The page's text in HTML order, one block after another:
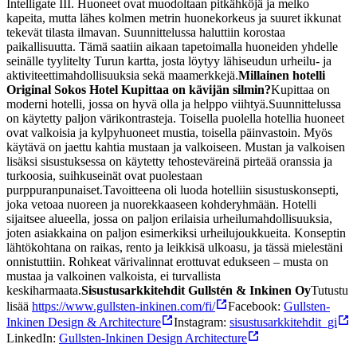
Intelligate III. Huoneet ovat muodoltaan pitkähköjä ja melko
kapeita, mutta lähes kolmen metrin huonekorkeus ja suuret ikkunat
tekevät tilasta ilmavan. Suunnittelussa haluttiin korostaa
paikallisuutta. Tämä saatiin aikaan tapetoimalla huoneiden yhdelle
seinälle tyylitelty Turun kartta, josta löytyy lähiseudun urheilu- ja
aktiviteettimahdollisuuksia sekä maamerkkejä.Millainen hotelli
Original Sokos Hotel Kupittaa on kävijän silmin?Kupittaa on
moderni hotelli, jossa on hyvä olla ja helppo viihtyä.Suunnittelussa
on käytetty paljon värikontrasteja. Toisella puolella hotellia huoneet
ovat valkoisia ja kylpyhuoneet mustia, toisella päinvastoin. Myös
käytävä on jaettu kahtia mustaan ja valkoiseen. Mustan ja valkoisen
lisäksi sisustuksessa on käytetty tehosteväreinä pirteää oranssia ja
turkoosia, suihkuseinät ovat puolestaan
purppuranpunaiset.Tavoitteena oli luoda hotelliin sisustuskonsepti,
joka vetoaa nuoreen ja nuorekkaaseen kohderyhmään. Hotelli
sijaitsee alueella, jossa on paljon erilaisia urheilumahdollisuuksia,
joten asiakkaina on paljon esimerkiksi urheilujoukkueita. Konseptin
lähtökohtana on raikas, rento ja leikkisä ulkoasu, ja tässä mielestäni
onnistuttiin. Rohkeat värivalinnat erottuvat edukseen – musta on
mustaa ja valkoinen valkoista, ei turvallista
keskiharmaata.Sisustusarkkitehdit Gullstén & Inkinen OyTutustu
lisää https://www.gullsten-inkinen.com/fi/ Facebook: Gullsten-
Inkinen Design & Architecture
Instagram: sisustusarkkitehdit_gi
LinkedIn: Gullsten-Inkinen Design Architecture